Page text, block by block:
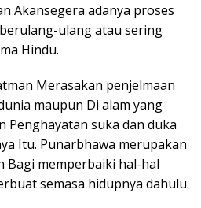
Akansegera adanya proses
ulang atau sering
Hindu.
Merasakan penjelmaan
maupun Di alam yang
Penghayatan suka dan duka
Itu. Punarbhawa merupakan
Bagi memperbaiki hal-hal
semasa hidupnya dahulu.